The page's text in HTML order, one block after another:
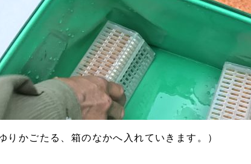
りかごたる、箱のなかへ入れていきます。）